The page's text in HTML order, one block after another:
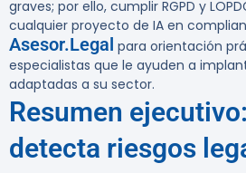
graves; por ello, cumplir RGPD y
cualquier proyecto de IA en
Asesor.Legal para orientación
especialistas que le ayuden a
adaptadas a su sector.
Resumen
detecta riesgos